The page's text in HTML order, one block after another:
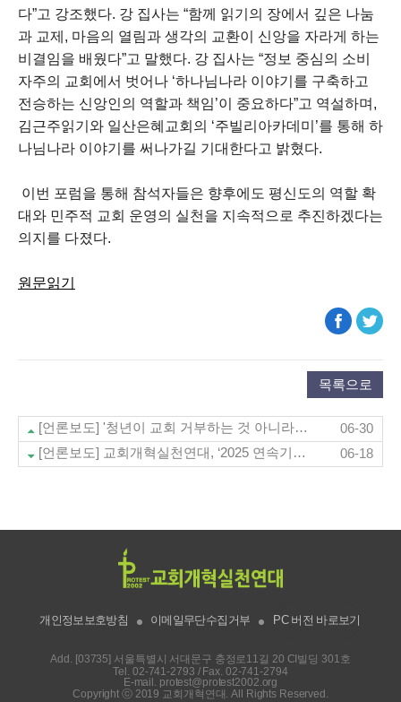
다”고 강조했다. 강 집사는 “함께 읽기의 장에서 깊은 나눔
과 교제, 마음의 열림과 생각의 교환이 신앙을 자라게 하는
비결임을 배웠다”고 말했다. 강 집사는 “정보 중심의 소비
자주의 교회에서 벗어나 ‘하나님나라 이야기를 구축하고
전승하는 신앙인의 역할과 책임’이 중요하다”고 역설하며,
김근주읽기와 일산은혜교회의 ‘주빌리아카데미’를 통해 하
나님나라 이야기를 써나가길 기대한다고 밝혔다.
이번 포럼을 통해 참석자들은 향후에도 평신도의 역할 확
대와 민주적 교회 운영의 실천을 지속적으로 추진하겠다는
의지를 다졌다.
원문읽기
목록으로
[언론보도] '청년이 교회 거부하는 것 아니라, 교회가 청년 거부하는 것' (한국기독공보 6/27)
06-30
[언론보도] 교회개혁실천연대, ‘2025 연속기획포럼’ 개최한다 (성결신문 6/11)
06-18
개인정보보호방침 이메일무단수집거부 PC 버전 바로보기
Add. [03735] 서울특별시 서대문구 충정로11길 20 CI빌딩 301호
Tel. 02-741-2793 / Fax. 02-741-2794
E-mail. protest@protest2002.org
Copyright ⓒ 2019 교회개혁연대. All Rights Reserved.